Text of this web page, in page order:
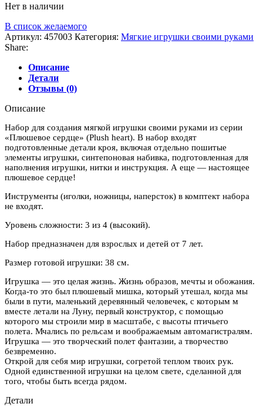
Нет в наличии
В список желаемого
Артикул: 457003 Категория: Мягкие игрушки своими руками
Share:
Описание
Детали
Отзывы (0)
Описание
Набор для создания мягкой игрушки своими руками из серии
«Плюшевое сердце» (Plush heart). В набор входят
подготовленные детали кроя, включая отдельно пошитые
элементы игрушки, синтепоновая набивка, подготовленная для
наполнения игрушки, нитки и инструкция. А еще — настоящее
плюшевое сердце!
Инструменты (иголки, ножницы, наперсток) в комптект набора
не входят.
Уровень сложности: 3 из 4 (высокий).
Набор предназначен для взрослых и детей от 7 лет.
Размер готовой игрушки: 38 см.
Игрушка — это целая жизнь. Жизнь образов, мечты и обожания.
Когда-то это был плюшевый мишка, который утешал, когда мы
были в пути, маленький деревянный человечек, с которым м
вместе летали на Луну, первый конструктор, с помощью
которого мы строили мир в масштабе, с высоты птичьего
полета. Мчались по рельсам и воображаемым автомагистралям.
Игрушка — это творческий полет фантазии, а творчество
безвременно.
Открой для себя мир игрушки, согретой теплом твоих рук.
Одной единственной игрушки на целом свете, сделанной для
того, чтобы быть всегда рядом.
Детали